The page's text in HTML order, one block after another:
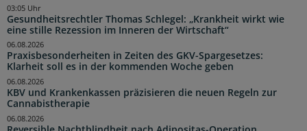
Gesundheitsrechtler Thomas Schlegel: „Krankheit wirkt wie
eine stille Rezession im Inneren der Wirtschaft“
03:05 Uhr
Praxisbesonderheiten in Zeiten des GKV-Spargesetzes:
Klarheit soll es in der kommenden Woche geben
06.08.2026
KBV und Krankenkassen präzisieren die neuen Regeln zur
Cannabistherapie
06.08.2026
06.08.2026